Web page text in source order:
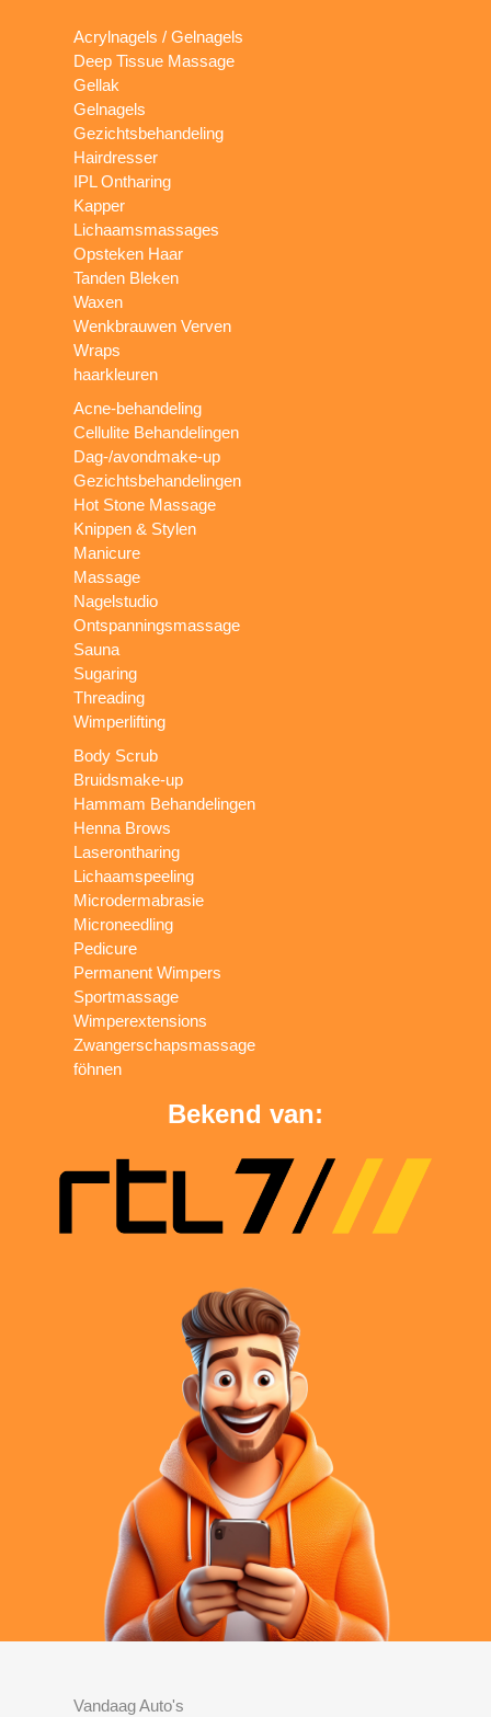
Acrylnagels / Gelnagels
Deep Tissue Massage
Gellak
Gelnagels
Gezichtsbehandeling
Hairdresser
IPL Ontharing
Kapper
Lichaamsmassages
Opsteken Haar
Tanden Bleken
Waxen
Wenkbrauwen Verven
Wraps
haarkleuren
Acne-behandeling
Cellulite Behandelingen
Dag-/avondmake-up
Gezichtsbehandelingen
Hot Stone Massage
Knippen & Stylen
Manicure
Massage
Nagelstudio
Ontspanningsmassage
Sauna
Sugaring
Threading
Wimperlifting
Body Scrub
Bruidsmake-up
Hammam Behandelingen
Henna Brows
Laserontharing
Lichaamspeeling
Microdermabrasie
Microneedling
Pedicure
Permanent Wimpers
Sportmassage
Wimperextensions
Zwangerschapsmassage
föhnen
Bekend van:
Vandaag Auto's